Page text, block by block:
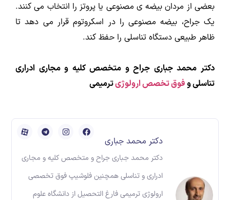
بعضی از مردان بیضه ی مصنوعی یا پروتز را انتخاب می کنند.
یک جراح، بیضه مصنوعی را در اسکروتوم قرار می دهد تا
ظاهر طبیعی دستگاه تناسلی را حفظ کند.
دکتر محمد جباری جراح و متخصص کلیه و مجاری ادراری
تناسلی وفوق تخصص ارولوژیترمیمی
دکتر محمد جباری
دکتر محمد جباری جراح و متخصص کلیه و مجاری
ادراری و تناسلی همچنین فلوشیپ فوق تخصصی
ارولوژی ترمیمی فارغ التحصیل از دانشگاه علوم